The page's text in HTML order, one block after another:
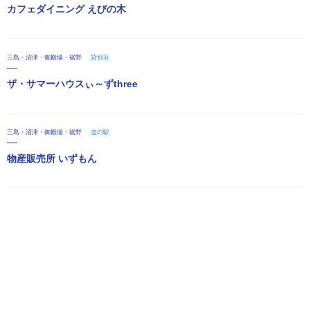
カフェダイニング えびの木
三島・沼津・御殿場・裾野 貸別荘
ザ・サマーハウスぃ～ずthree
三島・沼津・御殿場・裾野 道の駅
物産販売所 いずもん